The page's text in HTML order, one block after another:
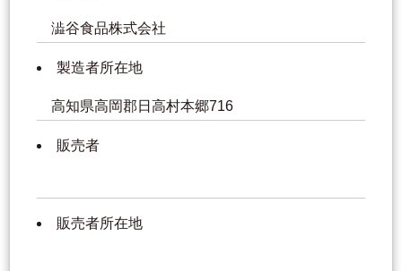
澁谷食品株式会社
製造者所在地
高知県高岡郡日高村本郷716
販売者
販売者所在地